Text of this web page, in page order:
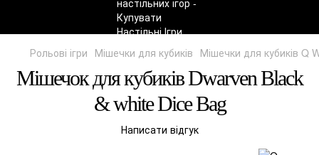
Рольові ігри Мішечки для кубиків Мішечки для кубиків Q
Мішечок для кубиків Dwarven Black
& white Dice Bag
Написати відгук